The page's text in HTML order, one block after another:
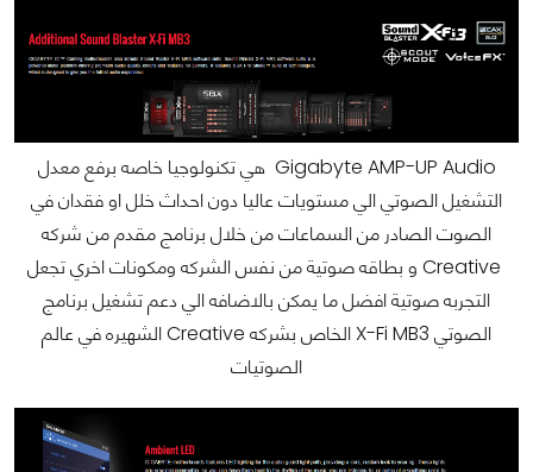
Gigabyte AMP-UP Audio هي تكنولوجيا خاصه برفع معدل
التشغيل الصوتي الي مستويات عاليا دون احداث خلل او فقدان في
الصوت الصادر من السماعات من خلال برنامج مقدم من شركه
Creative و بطاقه صوتية من نفس الشركه ومكونات اخري تجعل
التجربه صوتية افضل ما يمكن بالاضافه الي دعم تشغيل برنامج
الصوتي X-Fi MB3 الخاص بشركه Creative الشهيره في عالم
الصوتيات